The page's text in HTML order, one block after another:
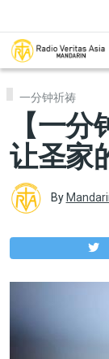
一分钟祈祷
【一
让圣家
By